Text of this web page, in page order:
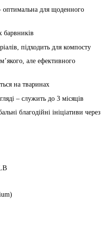
для щоденного
барвників
підходить для компосту
але ефективного
на тваринах
– служить до 3 місяців
благодійні ініціативи через